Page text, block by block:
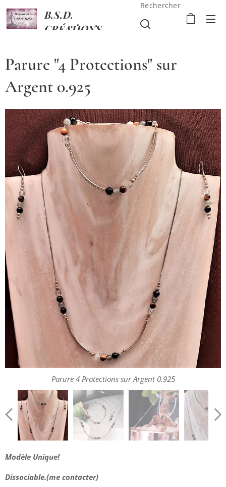
B.S.D.
CRÉATIONS
Rechercher
Parure "4 Protections" sur
Argent 0.925
Parure 4 Protections sur Argent 0.925
Parure 4 Protections sur Argent 0.925
Parure 4 Protections sur Argent 0.925
Parure 4 Protections sur Argent 0.925
Parure 4 Protections sur Argent 0.925
Fermoir réglable sur Chaine en Argent 0.925
Parure 4 Protections sur Argent 0.925
Parure 4 Protections sur Argent 0.925
Parure 4 Protections sur Argent 0.925
Parure 4 Protections sur Argent 0.925
Parure 4 Protections sur Argent 0.925
Parure 4 Protections sur Argent 0.925
Parure 4 Protections sur Argent 0.925
Parure 4 Protections sur Argent 0.925
Modèle Unique!
Dissociable.(me contacter)